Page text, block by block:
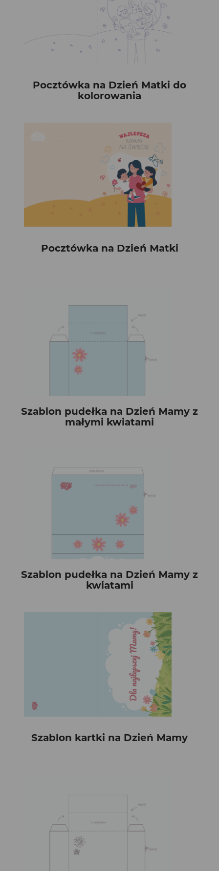
Pocztówka na Dzień Matki do
kolorowania
Pocztówka na Dzień Matki
Szablon pudełka na Dzień Mamy z
małymi kwiatami
Szablon pudełka na Dzień Mamy z
kwiatami
Szablon kartki na Dzień Mamy